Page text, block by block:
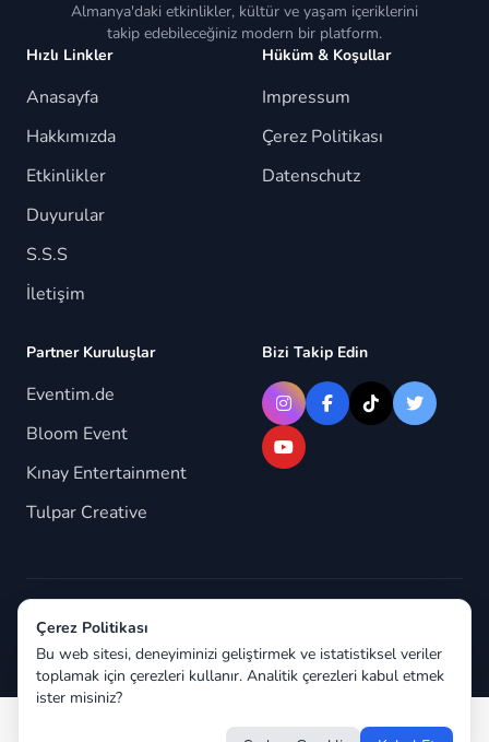
Çerez Politikası
Bu web sitesi, deneyiminizi geliştirmek ve istatistiksel veriler
toplamak için çerezleri kullanır. Analitik çerezleri kabul etmek
ister misiniz?
Almanya'daki etkinlikler, kültür ve yaşam içeriklerini
takip edebileceğiniz modern bir platform.
Hızlı Linkler
Anasayfa
Hakkımızda
Etkinlikler
Duyurular
S.S.S
İletişim
Hüküm & Koşullar
Impressum
Çerez Politikası
Datenschutz
Partner Kuruluşlar
Eventim.de
Bloom Event
Kınay Entertainment
Tulpar Creative
Bizi Takip Edin